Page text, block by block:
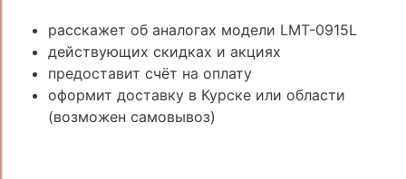
расскажет об аналогах модели LMT-0915L
действующих скидках и акциях
предоставит счёт на оплату
оформит доставку в Курске или области
(возможен самовывоз)